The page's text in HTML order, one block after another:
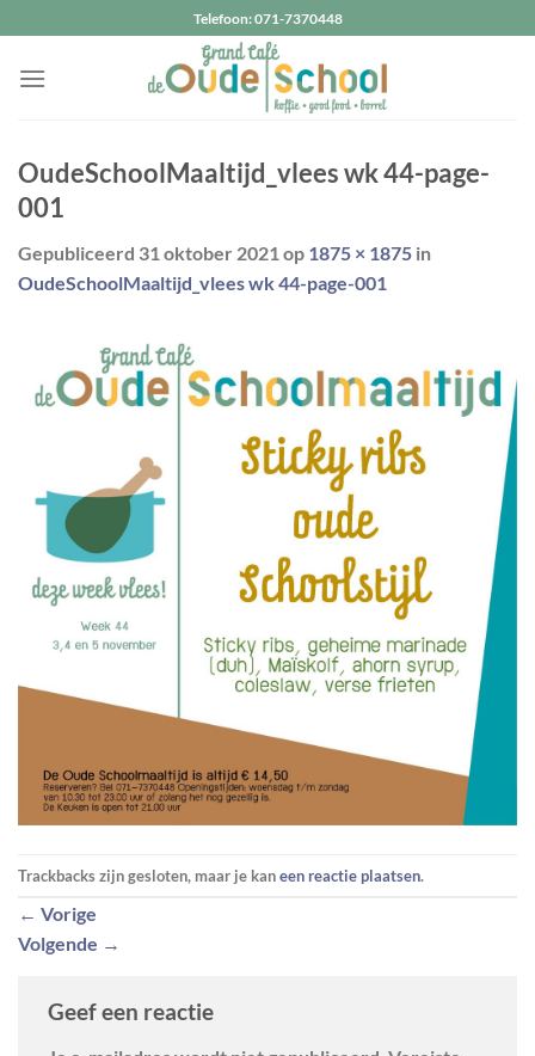
naar
inhoud
Telefoon: 071-7370448
OudeSchoolMaaltijd_vlees wk 44-page-
001
Gepubliceerd 31 oktober 2021op 1875 × 1875 in
OudeSchoolMaaltijd_vlees wk 44-page-001
Trackbacks zijn gesloten, maar je kaneen reactie plaatsen.
← Vorige
Volgende →
Geef een reactie